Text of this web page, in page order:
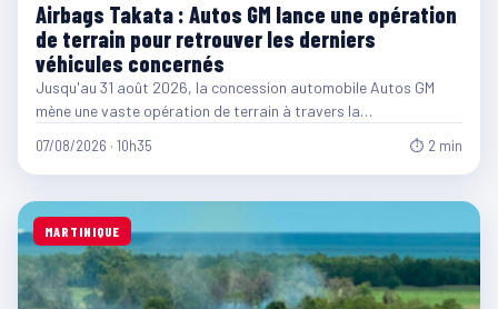
Airbags Takata : Autos GM lance une opération
de terrain pour retrouver les derniers
véhicules concernés
Jusqu'au 31 août 2026, la concession automobile Autos GM
mène une vaste opération de terrain à travers la…
07/08/2026 · 10h35 ⏱ 2 min
MARTINIQUE